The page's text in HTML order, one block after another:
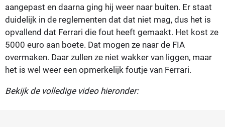
aangepast en daarna ging hij weer naar buiten. Er staat
duidelijk in de reglementen dat dat niet mag, dus het is
opvallend dat Ferrari die fout heeft gemaakt. Het kost ze
5000 euro aan boete. Dat mogen ze naar de FIA
overmaken. Daar zullen ze niet wakker van liggen, maar
het is wel weer een opmerkelijk foutje van Ferrari.
Bekijk de volledige video hieronder: